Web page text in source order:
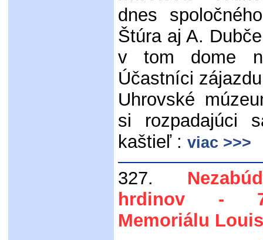
dnes
Štúra aj A.
v tom dome
Účastníci
Uhrovské
si rozpadajúci
kaštieľ : viac >>>
327.
hrdinov -
Memoriálu